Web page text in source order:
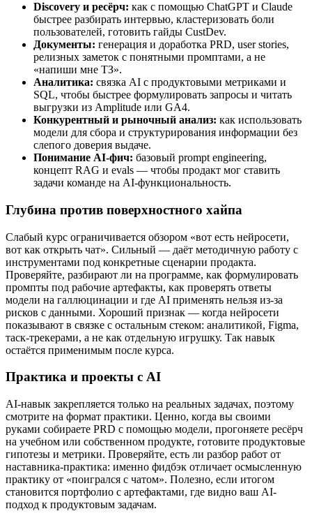
Discovery и ресёрч: как с помощью ChatGPT и Claude
быстрее разбирать интервью, кластеризовать боли
пользователей, готовить гайды CustDev.
Документы: генерация и доработка PRD, user stories,
релизных заметок с понятными промптами, а не
«напиши мне ТЗ».
Аналитика: связка AI с продуктовыми метриками и
SQL, чтобы быстрее формулировать запросы и читать
выгрузки из Amplitude или GA4.
Конкурентный и рыночный анализ: как использовать
модели для сбора и структурирования информации без
слепого доверия выдаче.
Понимание AI-фич: базовый prompt engineering,
концепт RAG и evals — чтобы продакт мог ставить
задачи команде на AI-функциональность.
Глубина против поверхностного хайпа
Слабый курс ограничивается обзором «вот есть нейросети,
вот как открыть чат». Сильный — даёт методичную работу с
инструментами под конкретные сценарии продакта.
Проверяйте, разбирают ли на программе, как формулировать
промпты под рабочие артефакты, как проверять ответы
модели на галлюцинации и где AI применять нельзя из-за
рисков с данными. Хороший признак — когда нейросети
показывают в связке с остальным стеком: аналитикой, Figma,
таск-трекерами, а не как отдельную игрушку. Так навык
остаётся применимым после курса.
Практика и проекты с AI
AI-навык закрепляется только на реальных задачах, поэтому
смотрите на формат практики. Ценно, когда вы своими
руками собираете PRD с помощью модели, прогоняете ресёрч
на учебном или собственном продукте, готовите продуктовые
гипотезы и метрики. Проверяйте, есть ли разбор работ от
наставника-практика: именно фидбэк отличает осмысленную
практику от «поигрался с чатом». Полезно, если итогом
становится портфолио с артефактами, где видно ваш AI-
подход к продуктовым задачам.